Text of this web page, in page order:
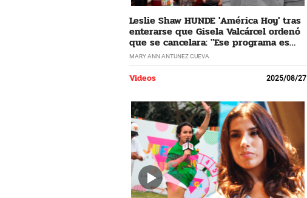
Leslie Shaw HUNDE 'América Hoy' tras
enterarse que Gisela Valcárcel ordenó
que se cancelara: "Ese programa es
horrible"
MARY ANN ANTUNEZ CUEVA
Videos 2025/08/27